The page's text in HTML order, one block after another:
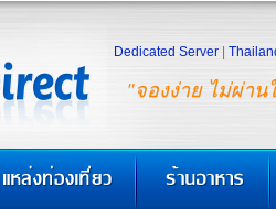
"จองง่าย ไม่ผ่าน
Dedicated Server